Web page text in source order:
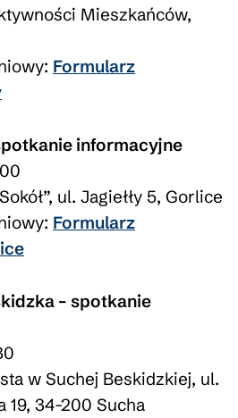
Mieszkańców,
Formularz
informacyjne
ul. Jagiełły 5, Gorlice
Formularz
– spotkanie
w Suchej Beskidzkiej, ul.
19, 34-200 Sucha